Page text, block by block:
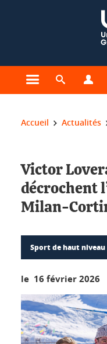
Ouvrir le menu
Ouvrir le
Vous êtes ici :
Accueil Actualités
Victor
décrochent
Milan-
Sport de haut niveau
le 16 février 2026